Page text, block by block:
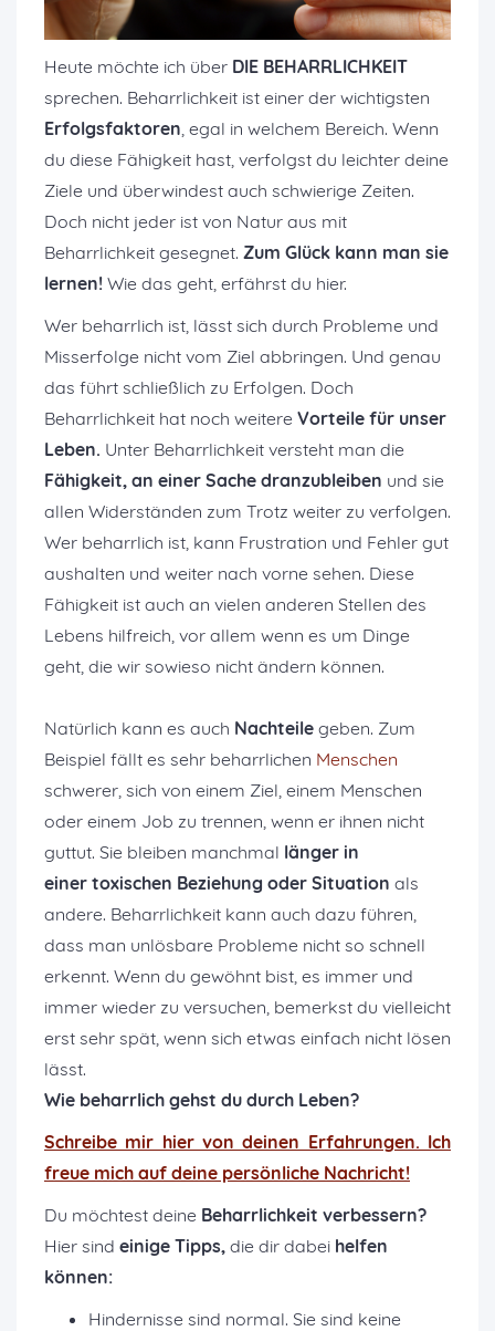
Heute möchte ich über DIE BEHARRLICHKEIT
sprechen. Beharrlichkeit ist einer der wichtigsten
Erfolgsfaktoren , egal in welchem Bereich. Wenn
du diese Fähigkeit hast, verfolgst du leichter deine
Ziele und überwindest auch schwierige Zeiten.
Doch nicht jeder ist von Natur aus mit
Beharrlichkeit gesegnet. Zum Glück kann man sie
lernen! Wie das geht, erfährst du hier.
Wer beharrlich ist, lässt sich durch Probleme und
Misserfolge nicht vom Ziel abbringen. Und genau
das führt schließlich zu Erfolgen. Doch
Beharrlichkeit hat noch weitere Vorteile für unser
Leben. Unter Beharrlichkeit versteht man die
Fähigkeit, an einer Sache dranzubleiben und sie
allen Widerständen zum Trotz weiter zu verfolgen.
Wer beharrlich ist, kann Frustration und Fehler gut
aushalten und weiter nach vorne sehen. Diese
Fähigkeit ist auch an vielen anderen Stellen des
Lebens hilfreich, vor allem wenn es um Dinge
geht, die wir sowieso nicht ändern können.
Natürlich kann es auch Nachteile geben. Zum
Beispiel fällt es sehr beharrlichen Menschen
schwerer, sich von einem Ziel, einem Menschen
oder einem Job zu trennen, wenn er ihnen nicht
guttut. Sie bleiben manchmal länger in
einer toxischen Beziehung oder Situation als
andere. Beharrlichkeit kann auch dazu führen,
dass man unlösbare Probleme nicht so schnell
erkennt. Wenn du gewöhnt bist, es immer und
immer wieder zu versuchen, bemerkst du vielleicht
erst sehr spät, wenn sich etwas einfach nicht lösen
lässt.
Wie beharrlich gehst du durch Leben?
Schreibe mir hier von deinen Erfahrungen. Ich
freue mich auf deine persönliche Nachricht!
Du möchtest deine Beharrlichkeit verbessern?
Hier sind einige Tipps, die dir dabei helfen
können:
Hindernisse sind normal. Sie sind keine